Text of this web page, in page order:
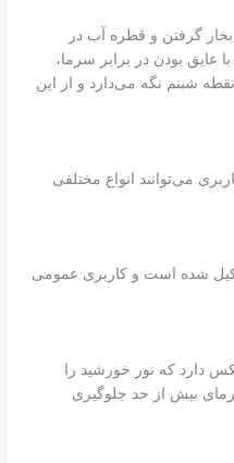
گرفتن و قطره آب در
بودن در برابر سرما،
شبنم نگه می‌دارد و از این
می‌توانند انواع مختلفی
شده است و کاربری عمومی
دارد که نور خورشید را
بیش از حد جلوگیری